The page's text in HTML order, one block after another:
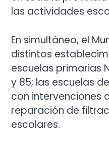
las actividades
En simultáneo, el
distintos
escuelas primarias
y 85; las escuelas
con intervenciones
reparación de
escolares.